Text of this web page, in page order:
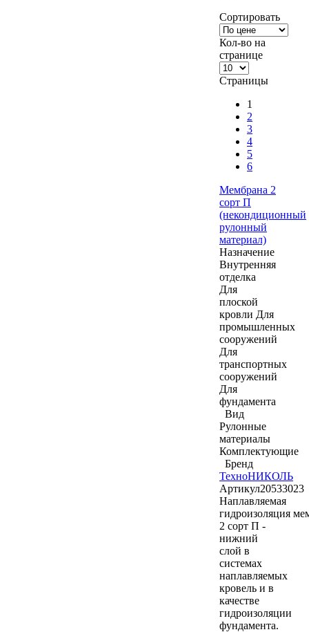
Сортировать
Кол-во на
странице
Страницы
1
2
3
4
5
6
Мембрана 2
сорт П
(некондиционный
рулонный
материал)
Назначение
Внутренняя
отделка
Для
плоской
кровли Для
промышленных
сооружений
Для
транспортных
сооружений
Для
фундамента
Вид
Рулонные
материалы
Комплектующие
Бренд
ТехноНИКОЛЬ
Артикул20533023
Наплавляемая
гидроизоляция
2 сорт П -
нижний
слой в
системах
наплавляемых
кровель и в
качестве
гидроизоляции
фундамента.